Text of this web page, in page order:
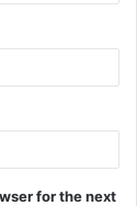
for the next